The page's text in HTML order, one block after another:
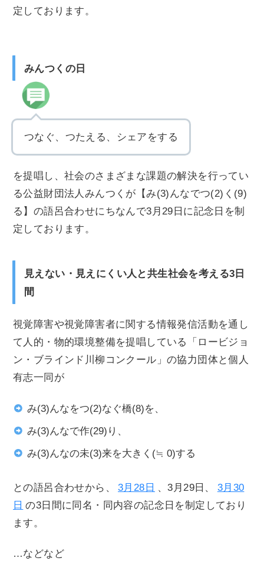
定しております。
みんつくの日
つなぐ、つたえる、シェアをする
を提唱し、社会のさまざまな課題の解決を行ってい
る公益財団法人みんつくが【み(3)んなでつ(2)く(9)
る】の語呂合わせにちなんで3月29日に記念日を制
定しております。
見えない・見えにくい人と共生社会を考える3日
間
視覚障害や視覚障害者に関する情報発信活動を通し
て人的・物的環境整備を提唱している「ロービジョ
ン・ブラインド川柳コンクール」の協力団体と個人
有志一同が
み(3)んなをつ(2)なぐ橋(8)を、
み(3)んなで作(29)り、
み(3)んなの未(3)来を大きく(≒ 0)する
との語呂合わせから、 3月28日 、3月29日、
3月30
日 の3日間に同名・同内容の記念日を制定しており
ます。
…などなど